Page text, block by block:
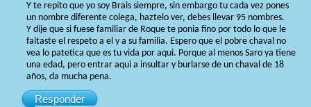
Y te repito que yo soy Brais siempre, sin embargo tu cada vez pones
un nombre diferente colega, haztelo ver, debes llevar 95 nombres.
Y dije que si fuese familiar de Roque te ponia fino por todo lo que le
faltaste el respeto a el y a su familia. Espero que el pobre chaval no
vea lo patetica que es tu vida por aqui. Porque al menos Saro ya tiene
una edad, pero entrar aqui a insultar y burlarse de un chaval de 18
años, da mucha pena.
Responder